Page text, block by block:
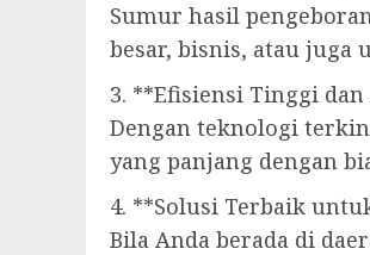
Sumur hasil
besar, bisnis, atau
3. **Efisiensi Tinggi
Dengan teknologi
yang panjang dengan
4. **Solusi Terbaik
Bila Anda berada di